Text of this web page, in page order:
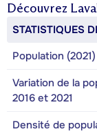
Découvrez
STATISTIQUES
Population (2021)
Variation de la
2016 et 2021
Densité de